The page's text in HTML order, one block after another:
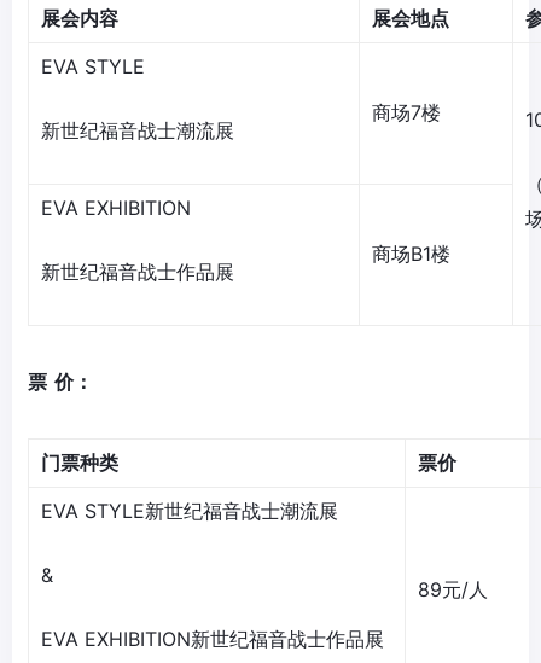
展会内容 展会地点
EVA STYLE
新世纪福音战士潮流展
商场7楼
EVA EXHIBITION
新世纪福音战士作品展
商场B1楼
票 价：
门票种类
票价
EVA STYLE新世纪福音战士潮流展
&
EVA EXHIBITION新世纪福音战士作品展
89元/人